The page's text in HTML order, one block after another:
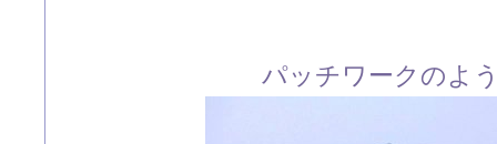
パッチワークのよ